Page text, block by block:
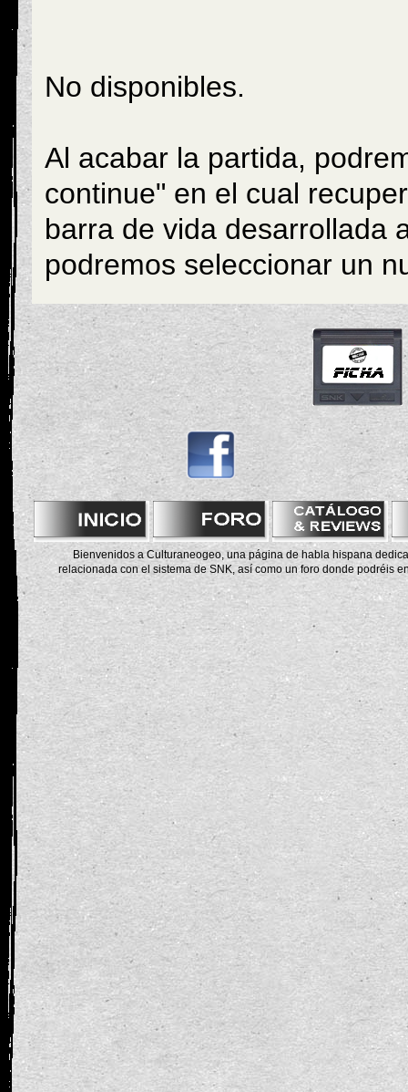
No disponibles.
Al acabar la partida,
continue" en el cual
barra de vida desarrollada
podremos seleccionar un
Bienvenidos a Culturaneogeo, una página de habla hispana
relacionada con el sistema de SNK, así como un foro donde podréis